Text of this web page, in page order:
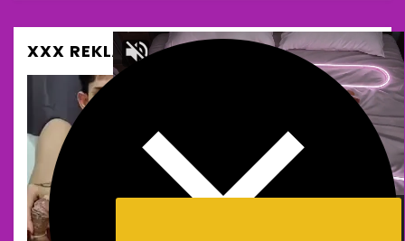
XXX REKLÁM ÉS SZEXOLDALAK
Meztelen